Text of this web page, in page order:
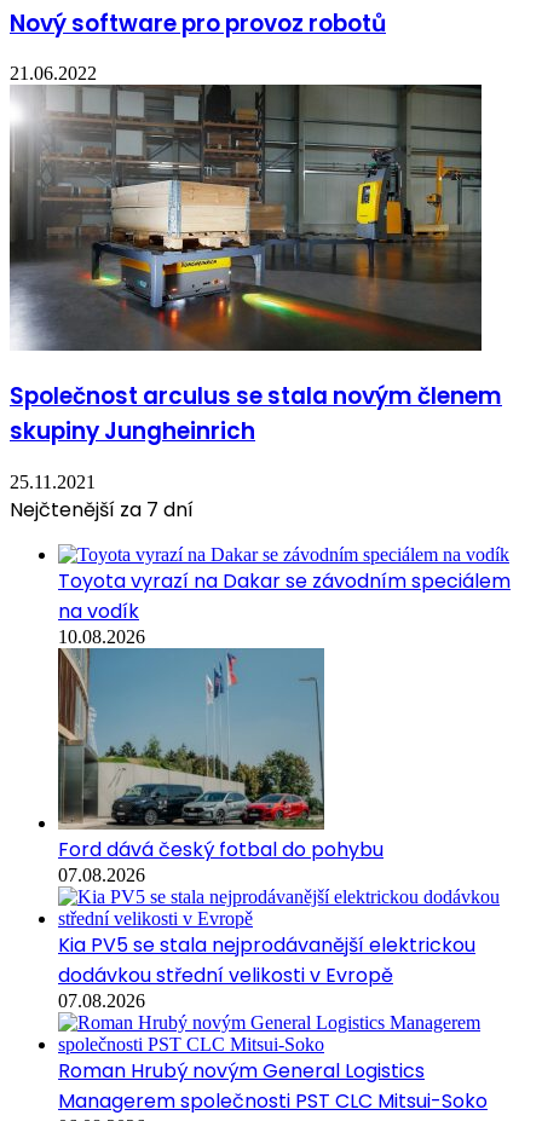
Nový software pro provoz robotů
21.06.2022
Společnost arculus se stala novým členem
skupiny Jungheinrich
25.11.2021
Nejčtenější za 7 dní
Toyota vyrazí na Dakar se závodním speciálem
na vodík
10.08.2026
Ford dává český fotbal do pohybu
07.08.2026
Kia PV5 se stala nejprodávanější elektrickou
dodávkou střední velikosti v Evropě
07.08.2026
Roman Hrubý novým General Logistics
Managerem společnosti PST CLC Mitsui-Soko